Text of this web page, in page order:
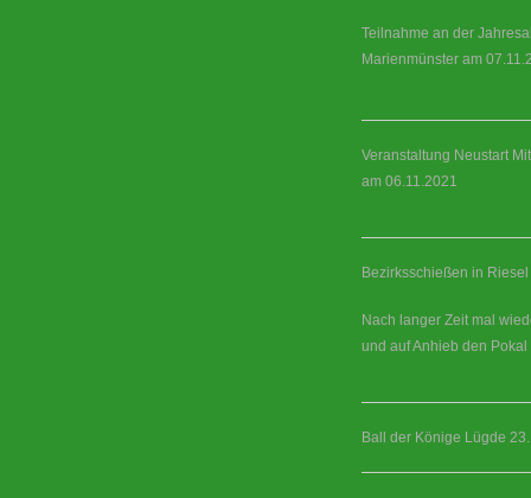
Teilnahme an der
Marienmünster am
Veranstaltung Neustart
am 06.11.2021
Bezirksschießen in
Nach langer Zeit mal
und auf Anhieb den
Ball der Könige Lügde